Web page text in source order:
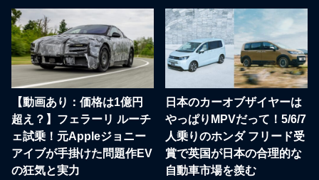
【動画あり：価格は1億円
超え？】フェラーリ ルーチ
ェ試乗！元Appleジョニー
アイブが手掛けた問題作EV
の狂気と実力
日本のカーオブザイヤーは
やっぱりMPVだって！5/6/7
人乗りのホンダ フリード受
賞で英国が日本の合理的な
自動車市場を羨む